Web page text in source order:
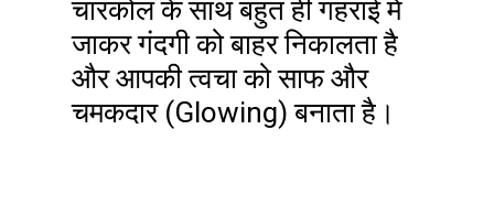
चारकोल के साथ बहुत ही गहराई में
जाकर गंदगी को बाहर निकालता है
और आपकी त्वचा को साफ और
चमकदार (Glowing) बनाता है।